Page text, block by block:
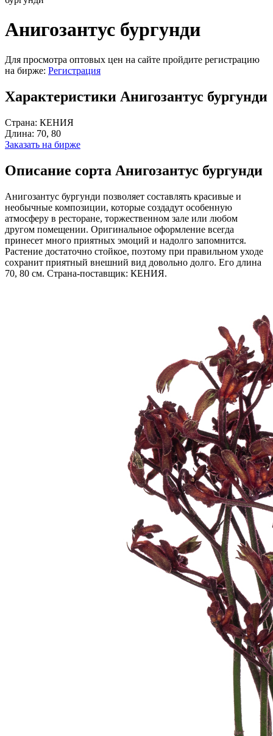
Анигозантус бургунди
Для просмотра оптовых цен на сайте пройдите регистрацию
на бирже: Регистрация
Характеристики Анигозантус бургунди
Страна: КЕНИЯ
Длина: 70, 80
Заказать на бирже
Описание сорта Анигозантус бургунди
Анигозантус бургунди позволяет составлять красивые и
необычные композиции, которые создадут особенную
атмосферу в ресторане, торжественном зале или любом
другом помещении. Оригинальное оформление всегда
принесет много приятных эмоций и надолго запомнится.
Растение достаточно стойкое, поэтому при правильном уходе
сохранит приятный внешний вид довольно долго. Его длина
70, 80 см. Страна-поставщик: КЕНИЯ.